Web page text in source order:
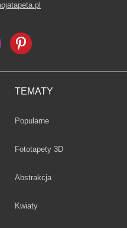
TEMATY
Fototapety
Popularne
Fototapety 3D
Fototapety
Abstrakcja
Fototapety
Kwiaty